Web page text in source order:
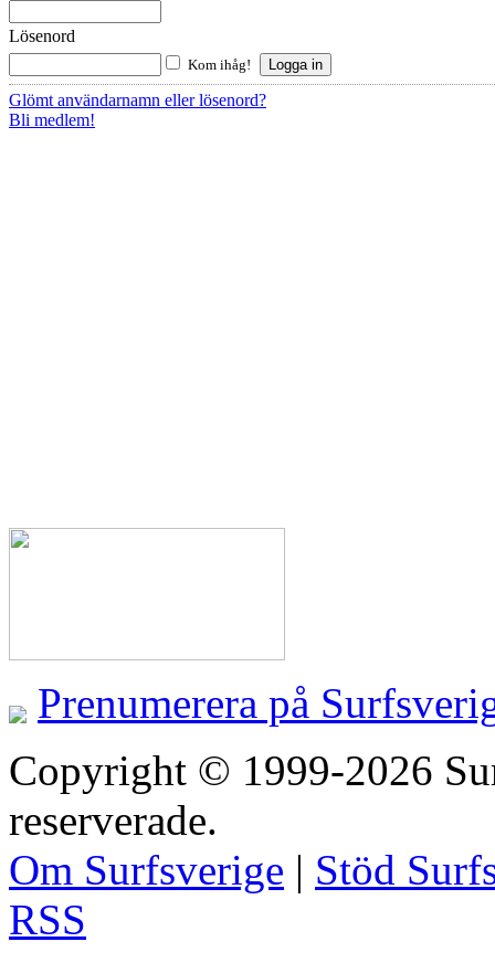
Lösenord
Kom ihåg!
Glömt användarnamn eller lösenord?
Bli medlem!
Prenumerera på
Copyright © 1999-2026
reserverade.
Om Surfsverige | Stöd
RSS